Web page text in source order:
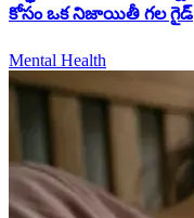
కోసం ఒక నిజాయితీ గల గైడ్
Mental Health